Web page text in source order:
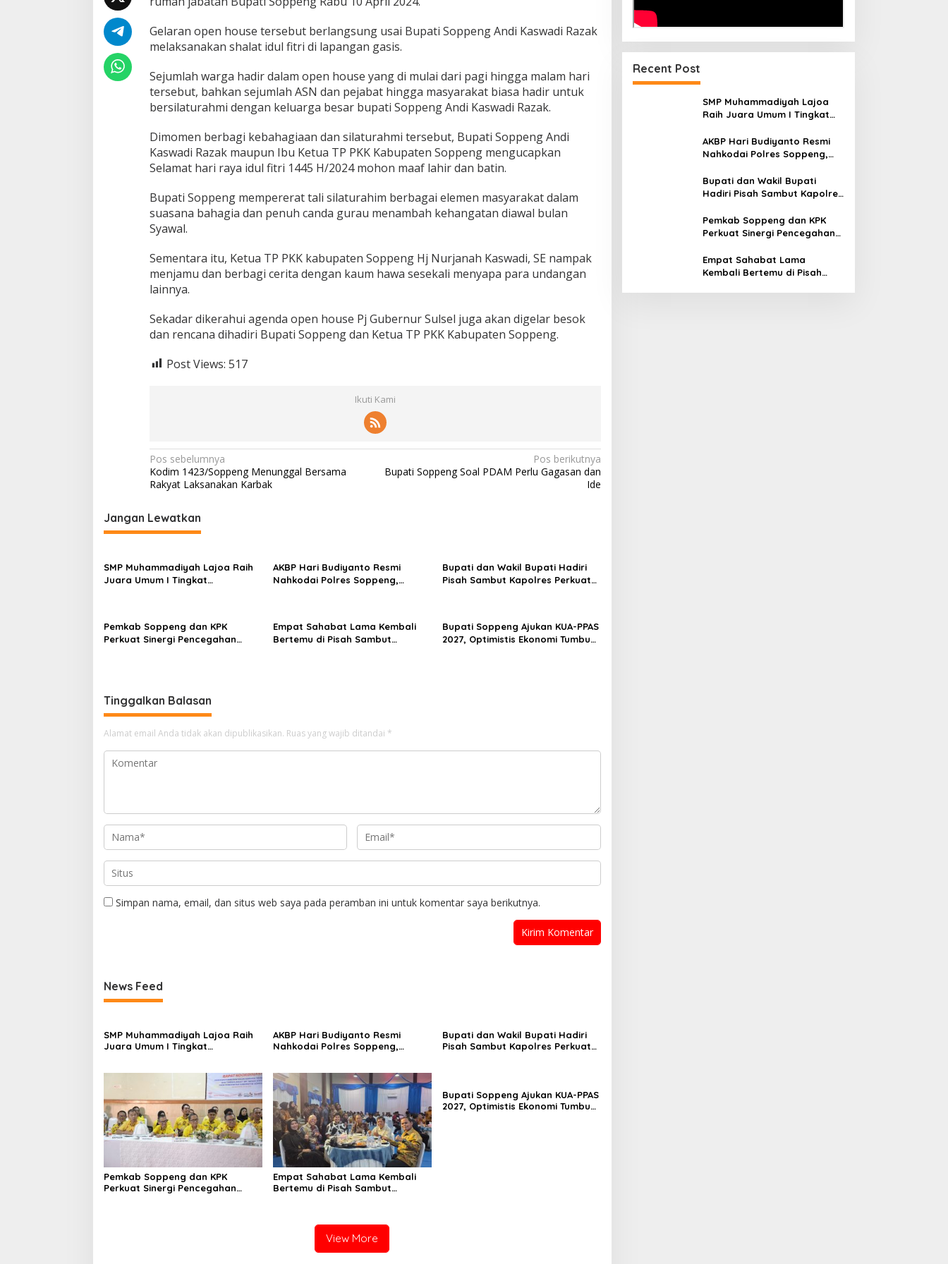
Gelaran open house tersebut berlangsung usai Bupati Soppeng Andi Kaswadi Razak
melaksanakan shalat idul fitri di lapangan gasis.
Sejumlah warga hadir dalam open house yang di mulai dari pagi hingga malam hari
tersebut, bahkan sejumlah ASN dan pejabat hingga masyarakat biasa hadir untuk
bersilaturahmi dengan keluarga besar bupati Soppeng Andi Kaswadi Razak.
Dimomen berbagi kebahagiaan dan silaturahmi tersebut, Bupati Soppeng Andi
Kaswadi Razak maupun Ibu Ketua TP PKK Kabupaten Soppeng mengucapkan
Selamat hari raya idul fitri 1445 H/2024 mohon maaf lahir dan batin.
Bupati Soppeng mempererat tali silaturahim berbagai elemen masyarakat dalam
suasana bahagia dan penuh canda gurau menambah kehangatan diawal bulan
Syawal.
Sementara itu, Ketua TP PKK kabupaten Soppeng Hj Nurjanah Kaswadi, SE nampak
menjamu dan berbagi cerita dengan kaum hawa sesekali menyapa para undangan
lainnya.
Sekadar dikerahui agenda open house Pj Gubernur Sulsel juga akan digelar besok
dan rencana dihadiri Bupati Soppeng dan Ketua TP PKK Kabupaten Soppeng.
Post Views: 517
Ikuti Kami
Navigasi
pos
Pos sebelumnya
Kodim 1423/Soppeng Menunggal Bersama
Rakyat Laksanakan Karbak
Pos berikutnya
Bupati Soppeng Soal PDAM Perlu Gagasan dan
Ide
Jangan Lewatkan
SMP Muhammadiyah Lajoa Raih
Juara Umum I Tingkat
AKBP Hari Budiyanto Resmi
Nahkodai Polres Soppeng,
Bupati dan Wakil Bupati Hadiri
Pisah Sambut Kapolres Perkuat
Pemkab Soppeng dan KPK
Perkuat Sinergi Pencegahan
Empat Sahabat Lama Kembali
Bertemu di Pisah Sambut
Bupati Soppeng Ajukan KUA-PPAS
2027, Optimistis Ekonomi Tumbuh
Tinggalkan Balasan
Alamat email Anda tidak akan dipublikasikan. Ruas yang wajib ditandai *
Simpan nama, email, dan situs web saya pada peramban ini untuk komentar saya berikutnya.
News Feed
SMP Muhammadiyah Lajoa Raih
Juara Umum I Tingkat
AKBP Hari Budiyanto Resmi
Nahkodai Polres Soppeng,
Bupati dan Wakil Bupati Hadiri
Pisah Sambut Kapolres Perkuat
Pemkab Soppeng dan KPK
Perkuat Sinergi Pencegahan
Empat Sahabat Lama Kembali
Bertemu di Pisah Sambut
Bupati Soppeng Ajukan KUA-PPAS
2027, Optimistis Ekonomi Tumbuh
View More
Recent Post
SMP Muhammadiyah Lajoa
Raih Juara Umum I Tingkat
Perkemahan Hari Pramuka
ke-65 Kwarcab Soppeng
AKBP Hari Budiyanto Resmi
Nahkodai Polres Soppeng,
Hadiri Pisah Sambut
Bupati dan Wakil Bupati
Hadiri Pisah Sambut Kapolres
Polri
Pemkab Soppeng dan KPK
Perkuat Sinergi Pencegahan
Koordinasi Penguatan
Integritas
Empat Sahabat Lama
Kembali Bertemu di Pisah